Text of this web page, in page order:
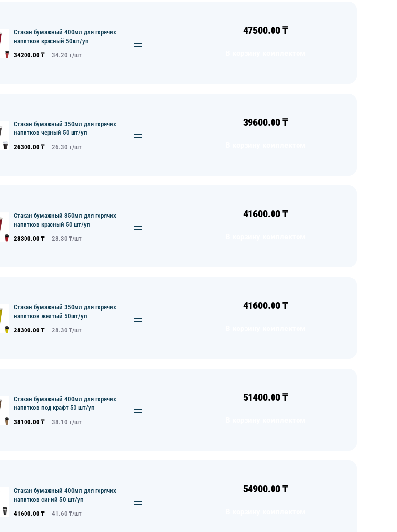
Стакан бумажный 400мл для горячих
напитков красный 50шт/уп
34200.00 ₸ 34.20 ₸/шт
47500.00₸
Стакан бумажный 350мл для горячих
напитков черный 50 шт/уп
26300.00 ₸ 26.30 ₸/шт
39600.00₸
Стакан бумажный 350мл для горячих
напитков красный 50 шт/уп
28300.00 ₸ 28.30 ₸/шт
41600.00₸
Стакан бумажный 350мл для горячих
напитков желтый 50шт/уп
28300.00 ₸ 28.30 ₸/шт
41600.00₸
Стакан бумажный 400мл для горячих
напитков под крафт 50 шт/уп
38100.00 ₸ 38.10 ₸/шт
51400.00₸
Стакан бумажный 400мл для горячих
напитков синий 50 шт/уп
41600.00 ₸ 41.60 ₸/шт
54900.00₸